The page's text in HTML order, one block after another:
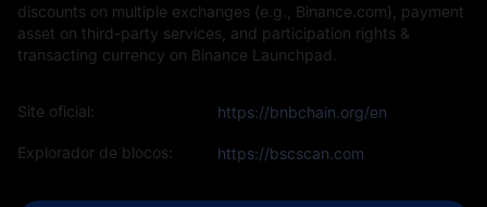
discounts on multiple exchanges (e.g., Binance.com), payment
asset on third-party services, and participation rights &
transacting currency on Binance Launchpad.
Site oficial: https://bnbchain.org/en
Explorador de blocos: https://bscscan.com